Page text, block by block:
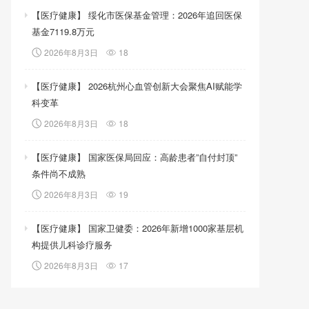
【医疗健康】 绥化市医保基金管理：2026年追回医保
基金7119.8万元
2026年8月3日 18
【医疗健康】 2026杭州心血管创新大会聚焦AI赋能学
科变革
2026年8月3日 18
【医疗健康】 国家医保局回应：高龄患者”自付封顶”
条件尚不成熟
2026年8月3日 19
【医疗健康】 国家卫健委：2026年新增1000家基层机
构提供儿科诊疗服务
2026年8月3日 17